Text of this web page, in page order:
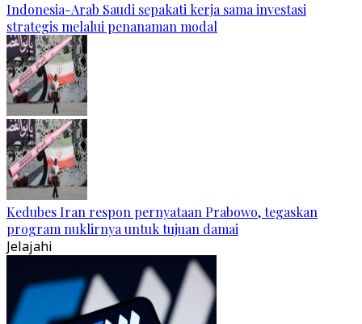
Indonesia-Arab Saudi sepakati kerja sama investasi
strategis melalui penanaman modal
Kedubes Iran respon pernyataan Prabowo, tegaskan
program nuklirnya untuk tujuan damai
Jelajahi